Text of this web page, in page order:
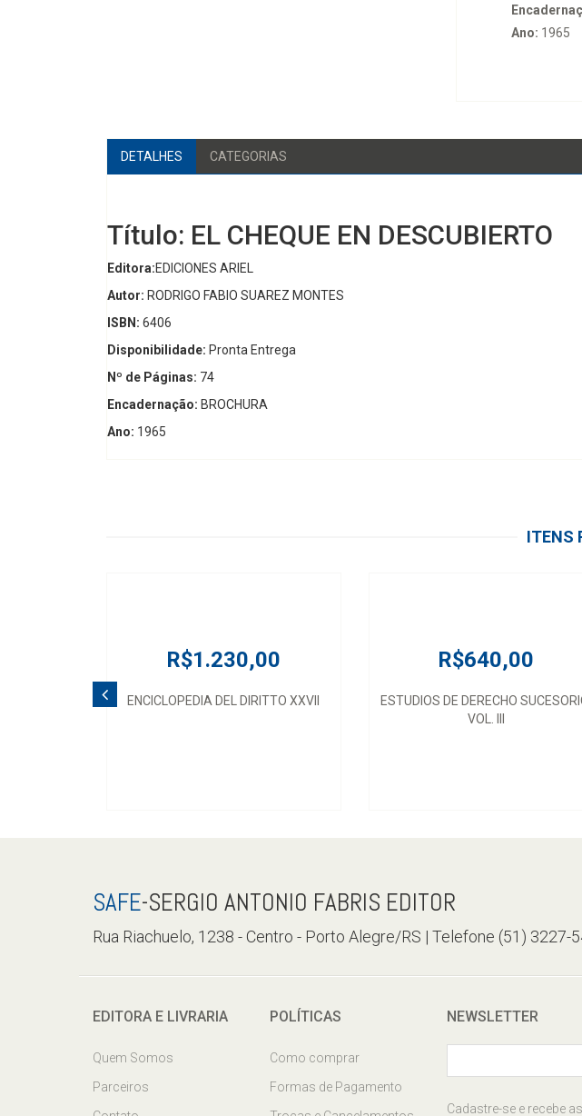
Ano: 1965
DETALHES CATEGORIAS
Título: EL CHEQUE EN DESCUBIERTO
Editora:EDICIONES ARIEL
Autor: RODRIGO FABIO SUAREZ MONTES
ISBN: 6406
Disponibilidade: Pronta Entrega
Nº de Páginas: 74
Encadernação: BROCHURA
Ano: 1965
ITENS
R$1.230,00
ENCICLOPEDIA DEL DIRITTO XXVII
R$640,00
ESTUDIOS DE DERECHO
VOL. III
SAFE-SERGIO ANTONIO FABRIS EDITOR
Rua Riachuelo, 1238 - Centro - Porto Alegre/RS | Telefone (51) 3227-
EDITORA E LIVRARIA
Quem Somos
Parceiros
POLÍTICAS
Como comprar
Formas de Pagamento
NEWSLETTER
Cadastre-se e recebe